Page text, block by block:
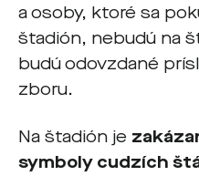
a osoby, ktoré sa
štadión, nebudú na
budú odovzdané
zboru.
Na štadión je
symboly cudzích